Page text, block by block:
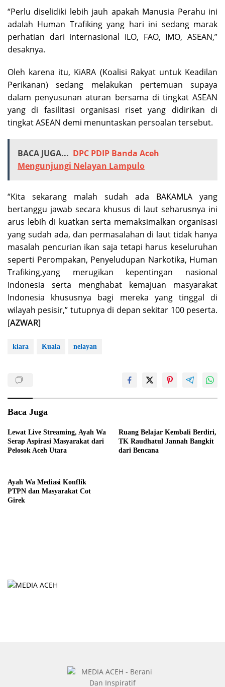
“Perlu diselidiki lebih jauh apakah Manusia Perahu ini
adalah Human Trafiking yang hari ini sedang marak
perhatian dari internasional ILO, FAO, IMO, ASEAN,”
desaknya.
Oleh karena itu, KiARA (Koalisi Rakyat untuk Keadilan
Perikanan) sedang melakukan pertemuan supaya
dalam penyusunan aturan bersama di tingkat ASEAN
yang di fasilitasi organisasi riset yang didirikan di
tingkat ASEAN demi menuntaskan persoalan tersebut.
BACA JUGA... DPC PDIP Banda Aceh
Mengunjungi Nelayan Lampulo
“Kita sekarang malah sudah ada BAKAMLA yang
bertanggu jawab secara khusus di laut seharusnya ini
arus lebih di kuatkan serta memaksimalkan organisasi
yang sudah ada, dan permasalahan di laut tidak hanya
masalah pencurian ikan saja tetapi harus keseluruhan
seperti Perompakan, Penyeludupan Narkotika, Human
Trafiking,yang merugikan kepentingan nasional
Indonesia serta menghabat kemajuan masyarakat
Indonesia khususnya bagi mereka yang tinggal di
wilayah pesisir,” tutupnya di depan sekitar 100 peserta.
[AZWAR]
kiara Kuala nelayan
Baca Juga
Lewat Live Streaming, Ayah Wa
Serap Aspirasi Masyarakat dari
Pelosok Aceh Utara
Ruang Belajar Kembali Berdiri,
TK Raudhatul Jannah Bangkit
dari Bencana
Ayah Wa Mediasi Konflik
PTPN dan Masyarakat Cot
Girek